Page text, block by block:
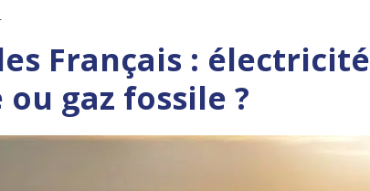
Français : électricité
gaz fossile ?